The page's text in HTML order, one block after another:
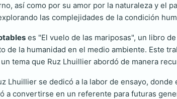
así como por su amor por la naturaleza y el
las complejidades de la condición
es "El vuelo de las mariposas", un libro
de la humanidad en el medio ambiente. Este
tema que Ruz Lhuillier abordó de manera
Lhuillier se dedicó a la labor de ensayo,
a convertirse en un referente para futuras